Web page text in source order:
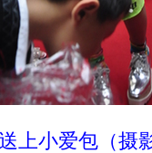
上小爱包（摄